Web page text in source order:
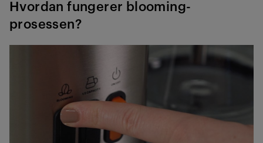
Hvordan fungerer blooming-
prosessen?